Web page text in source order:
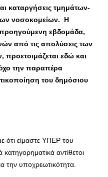
καταργήσεις τμημάτων-
νοσοκομείων. Η
εβδομάδα,
από τις απολύσεις των
προετοιμάζεται εδώ και
την παραπέρα
του δημόσιου
ότι είμαστε ΥΠΕΡ του
αντίθετοι
την υποχρεωτικότητα.